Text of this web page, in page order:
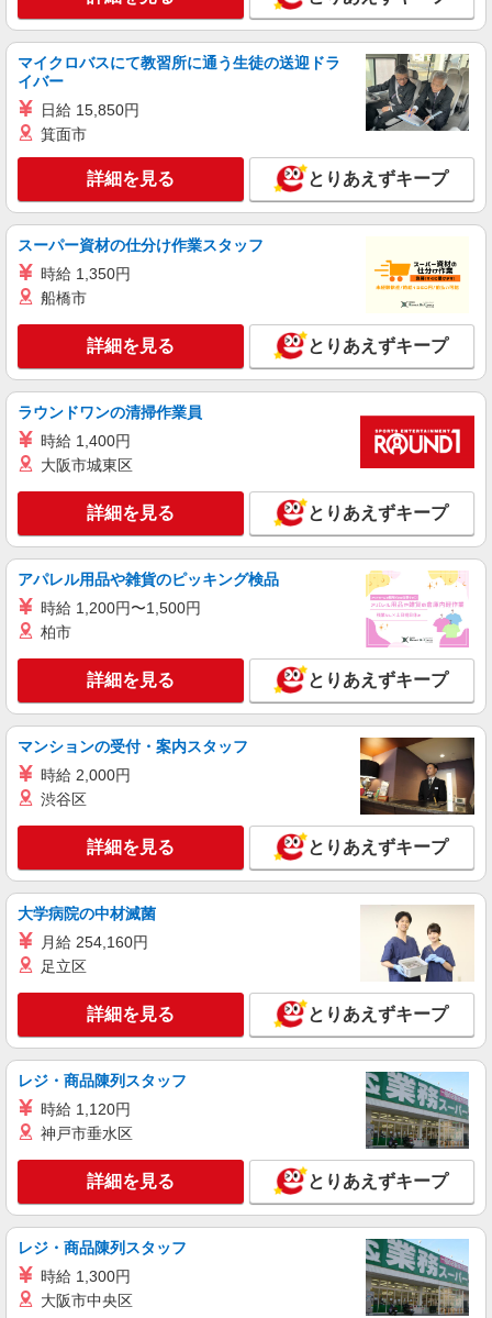
介護施設の調理スタッフ
時給 1,050円〜1,100円 【各種手当】 ・通勤手
当：あり ・昇給：あり ・正月手当：時給50円
UP（1/1~1/3） ※研修期間は1ヶ月です。 （その
価される職場です／ シフト作成、簡単な管理業務
スタッフも！！
キープ 詳細を見る
アルバイト パート
海鮮ダイニング はなの夢 ホテルルートイン仙台泉インター店
居酒屋仕込みスタッフ
時給1100円 試用期間中 時給1100円(試用期間2
宮城県仙台市泉区大沢2-3-9
キープ 詳細を見る
パート
株式会社SOYOKAZE【仙台・山形事業部】：RO12747
【時給】1,038円〜1,200円 ▼下記別途支給 通
勤手当 年末年始手当：380円/時 寸志あり：年2回
（6月・12月） ※業績による
宮城県仙台市泉区南光台南2-26-10
詳細を見る
メデカマンション桂：RO42651
調理スタッフ
勤手当 年末年始手当：380円/時 寸志あり：年2回
詳細を見る
メデカマンション桂：RO13077
調理スタッフ
給 通勤手当 年末年始手当：380円/時 寸志あり：
年2回（6月・12月） ※業績による 特別報酬：平
均26.7万円（最高額95.8万円） ※2025年6月支給
実績
宮城県仙台市泉区桂1-17-7
キープ 詳細を見る
マイクロバスにて教習所に通う生徒の送迎ドラ
イバー
日給 15,850円
箕面市
詳細を見る とりあえずキープ
スーパー資材の仕分け作業スタッフ
時給 1,350円
船橋市
詳細を見る とりあえずキープ
ラウンドワンの清掃作業員
時給 1,400円
大阪市城東区
詳細を見る とりあえずキープ
アパレル用品や雑貨のピッキング検品
時給 1,200円〜1,500円
柏市
詳細を見る とりあえずキープ
マンションの受付・案内スタッフ
時給 2,000円
渋谷区
詳細を見る とりあえずキープ
大学病院の中材滅菌
月給 254,160円
足立区
詳細を見る とりあえずキープ
レジ・商品陳列スタッフ
時給 1,120円
神戸市垂水区
詳細を見る とりあえずキープ
レジ・商品陳列スタッフ
時給 1,300円
大阪市中央区